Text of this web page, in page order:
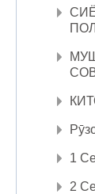
1
2